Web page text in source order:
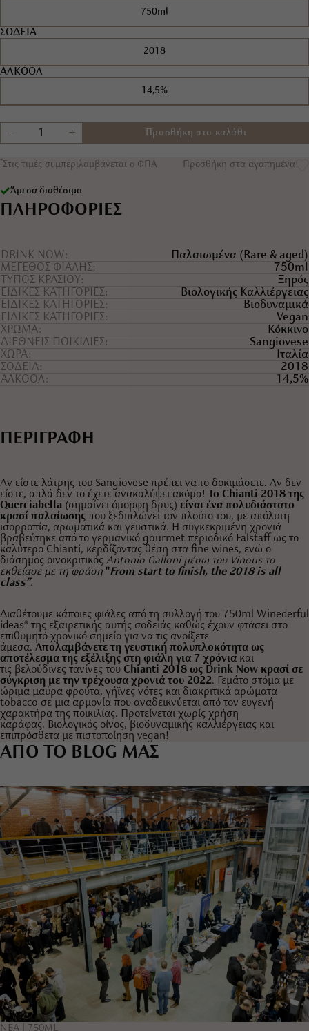
750ml
ΣΟΔΕΙΑ
2018
ΑΛΚΟΟΛ
14,5%
− + Προσθήκη στο καλάθι
*Στις τιμές συμπεριλαμβάνεται ο ΦΠΑ Προσθήκη στα αγαπημένα
Άμεσα διαθέσιμο
ΠΛΗΡΟΦΟΡΙΕΣ
DRINK NOW
Παλαιωμένα (Rare & aged)
ΜΕΓΕΘΟΣ ΦΙΑΛΗΣ
750ml
ΤYΠΟΣ ΚΡΑΣΙΟY
Ξηρός
ΕΙΔΙΚΕΣ ΚΑΤΗΓΟΡΙΕΣ
Βιολογικής Καλλιέργειας
ΕΙΔΙΚΕΣ ΚΑΤΗΓΟΡΙΕΣ
Βιοδυναμικά
ΕΙΔΙΚΕΣ ΚΑΤΗΓΟΡΙΕΣ
Vegan
ΧΡΩΜΑ
Κόκκινο
ΔΙΕΘΝΕΙΣ ΠΟΙΚΙΛΙΕΣ
Sangiovese
ΧΩΡΑ
Ιταλία
ΣΟΔΕΙΑ
2018
ΑΛΚΟΟΛ
14,5%
ΠΕΡΙΓΡΑΦΗ
Αν είστε λάτρης του Sangiovese πρέπει να το δοκιμάσετε. Αν δεν
είστε, απλά δεν το έχετε ανακαλύψει ακόμα!
Το Chianti 2018 της
Querciabella (σημαίνει όμορφη δρυς) είναι ένα πολυδιάστατο
κρασί παλαίωσης που ξεδιπλώνει τον πλούτο του, με απόλυτη
ισορροπία, αρωματικά και γευστικά. Η συγκεκριμένη χρονιά
βραβεύτηκε από το γερμανικό gourmet περιοδικό Falstaff ως το
καλύτερο Chianti, κερδίζοντας θέση στα fine wines, ενώ ο
διάσημος οινοκριτικός Antonio Galloni μέσω του Vinous το
εκθείασε με τη φράση "From start to finish, the 2018 is all
class”.
Διαθέτουμε κάποιες φιάλες από τη συλλογή του 750ml Winederful
ideas® της εξαιρετικής αυτής σοδειάς καθώς έχουν φτάσει στο
επιθυμητό χρονικό σημείο για να τις ανοίξετε
άμεσα. Απολαμβάνετε τη γευστική πολυπλοκότητα ως
αποτέλεσμα της εξέλιξης στη φιάλη για 7 χρόνια και
τις βελούδινες τανίνες του Chianti 2018 ως Drink Now κρασί σε
σύγκριση με την τρέχουσα χρονιά του 2022. Γεμάτο στόμα με
ώριμα μαύρα φρούτα, γήϊνες νότες και διακριτικά αρώματα
tobacco σε μια αρμονία που αναδεικνύεται από τον ευγενή
χαρακτήρα της ποικιλίας. Προτείνεται χωρίς χρήση
καράφας. Βιολογικός οίνος, βιοδυναμικής καλλιέργειας και
επιπρόσθετα με πιστοποίηση vegan!
ΑΠΟ ΤΟ BLOG ΜΑΣ
ΝΕΑ 750ML